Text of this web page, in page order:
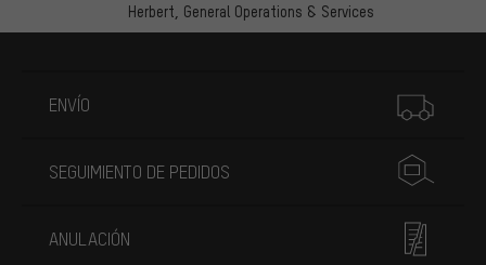
Herbert, General Operations & Services
ENVÍO
SEGUIMIENTO DE PEDIDOS
ANULACIÓN